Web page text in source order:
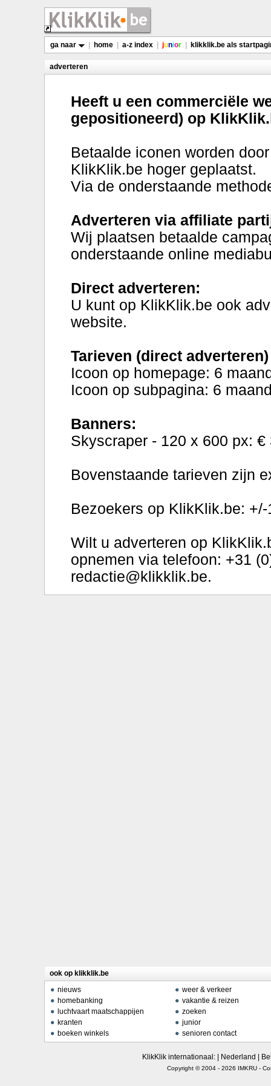
ga naar home a-z index junior klikklik.be als
adverteren
Heeft u een commerciële
gepositioneerd) op
Betaalde iconen worden
KlikKlik.be hoger geplaatst.
Via de onderstaande
Adverteren via affiliate
Wij plaatsen betaalde
onderstaande online
Direct adverteren:
U kunt op KlikKlik.be ook
website.
Tarieven (direct adverteren)
Icoon op homepage: 6
Icoon op subpagina: 6
Banners:
Skyscraper - 120 x 600 px: €
Bovenstaande tarieven zijn
Bezoekers op KlikKlik.be:
Wilt u adverteren op
opnemen via telefoon: +31
redactie@klikklik.be.
ook op klikklik.be
nieuws
weer & verkeer
homebanking
vakantie & reizen
luchtvaart maatschappijen
zoeken
kranten
junior
boeken winkels
senioren contact
KlikKlik internationaal: | Nederland
Copyright © 2004 - 2026 IMKRU-